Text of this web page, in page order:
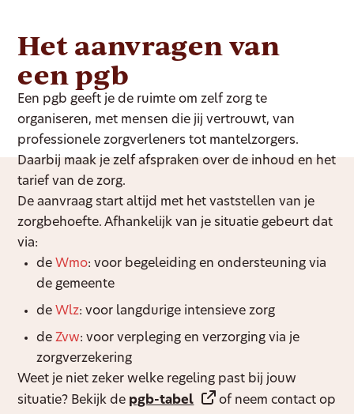
Het aanvragen van
een pgb
Een pgb geeft je de ruimte om zelf zorg te
organiseren, met mensen die jij vertrouwt, van
professionele zorgverleners tot mantelzorgers.
Daarbij maak je zelf afspraken over de inhoud en het
tarief van de zorg.
De aanvraag start altijd met het vaststellen van je
zorgbehoefte. Afhankelijk van je situatie gebeurt dat
via:
de Wmo: voor begeleiding en ondersteuning via
de gemeente
de Wlz: voor langdurige intensieve zorg
deZvw: voor verpleging en verzorging via je
zorgverzekering
Weet je niet zeker welke regeling past bij jouw
situatie? Bekijk de pgb-tabel of neem contact op